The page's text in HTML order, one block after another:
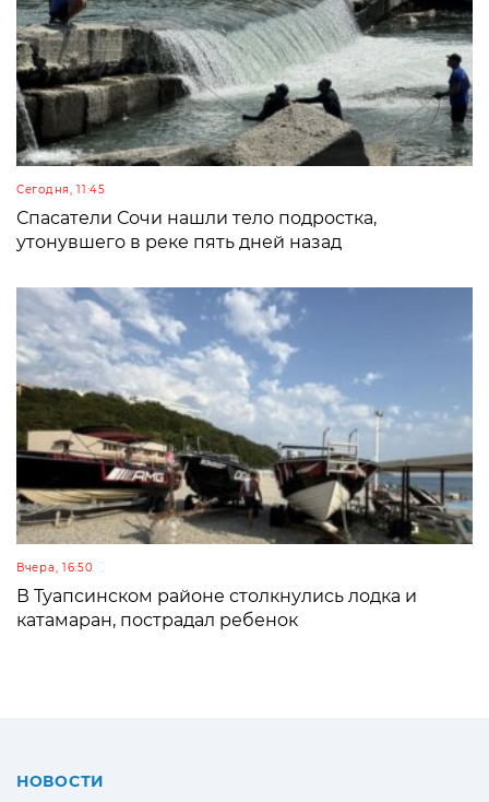
Сегодня, 11:45
Спасатели Сочи нашли тело подростка,
утонувшего в реке пять дней назад
Вчера, 16:50
В Туапсинском районе столкнулись лодка и
катамаран, пострадал ребенок
НОВОСТИ